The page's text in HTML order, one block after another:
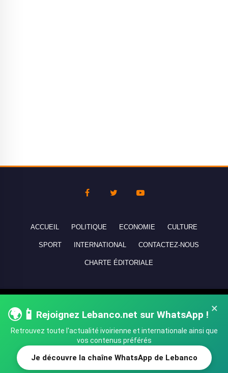
SHARE TWEET
×
🌍📱 Rejoignez Lebanco.net sur WhatsApp !
Retrouvez toute l'actualité ivoirienne et internationale ainsi que
vos contenus préférés
Je découvre la chaîne WhatsApp de Lebanco
ACCUEIL POLITIQUE ECONOMIE CULTURE
SPORT INTERNATIONAL CONTACTEZ-NOUS
CHARTE ÉDITORIALE
réservés - All rights reserved.